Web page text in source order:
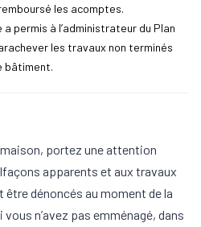
les acomptes.
permis à l’administrateur du Plan
les travaux non terminés
bâtiment.
portez une attention
apparents et aux travaux
dénoncés au moment de la
n’avez pas emménagé, dans